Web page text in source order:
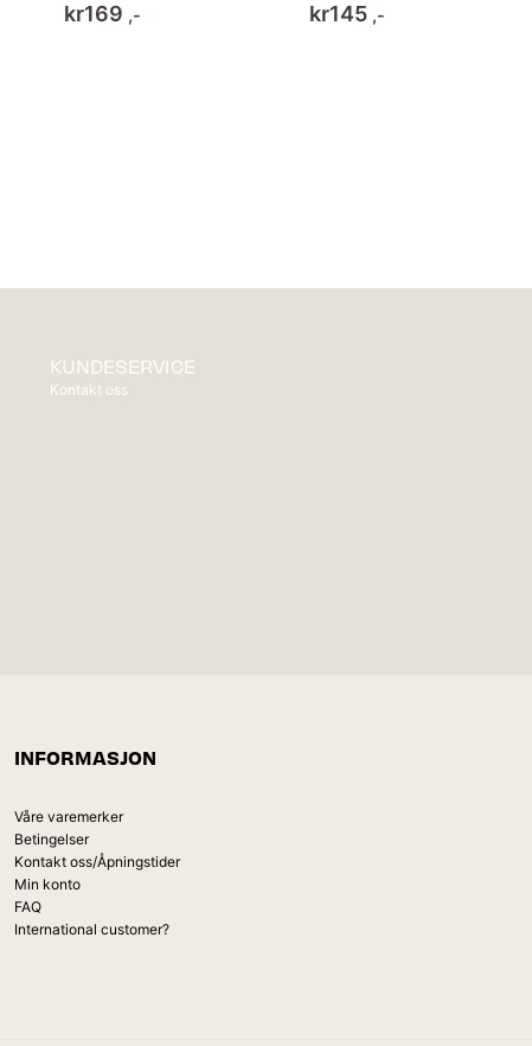
kr169 ,- kr145 ,-
KUNDESERVICE
Kontakt oss
INFORMASJON
Våre varemerker
Betingelser
Kontakt oss/Åpningstider
Min konto
FAQ
International customer?